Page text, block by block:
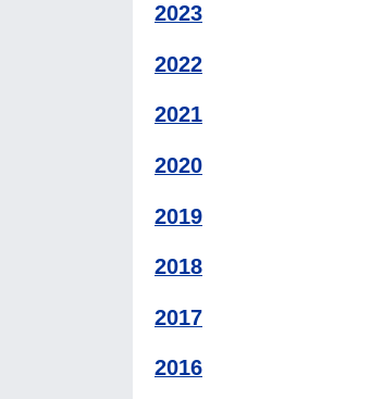
2023
2022
2021
2020
2019
2018
2017
2016